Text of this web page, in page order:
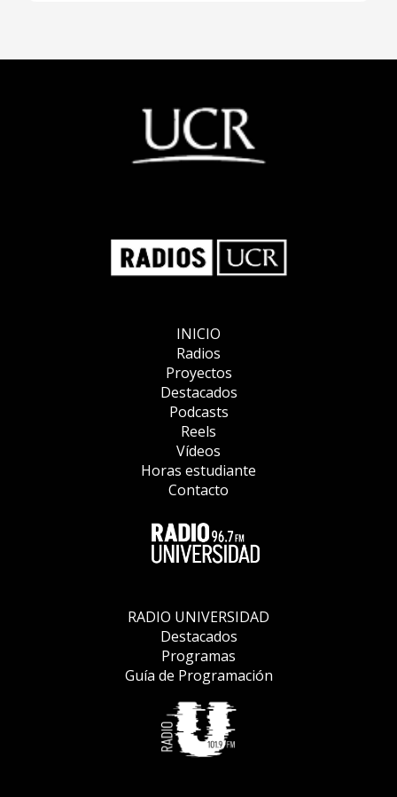
INICIO
Radios
Proyectos
Destacados
Podcasts
Reels
Vídeos
Horas estudiante
Contacto
RADIO UNIVERSIDAD
Destacados
Programas
Guía de Programación